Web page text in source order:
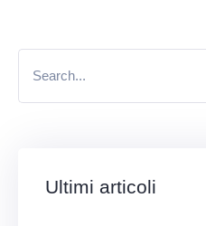
Ultimi articoli